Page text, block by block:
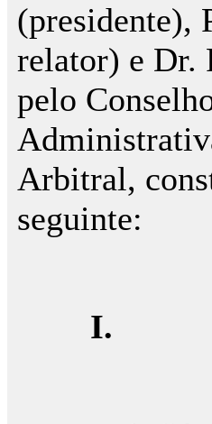
(presidente),
relator) e Dr.
pelo
Arbitral,
seguinte: